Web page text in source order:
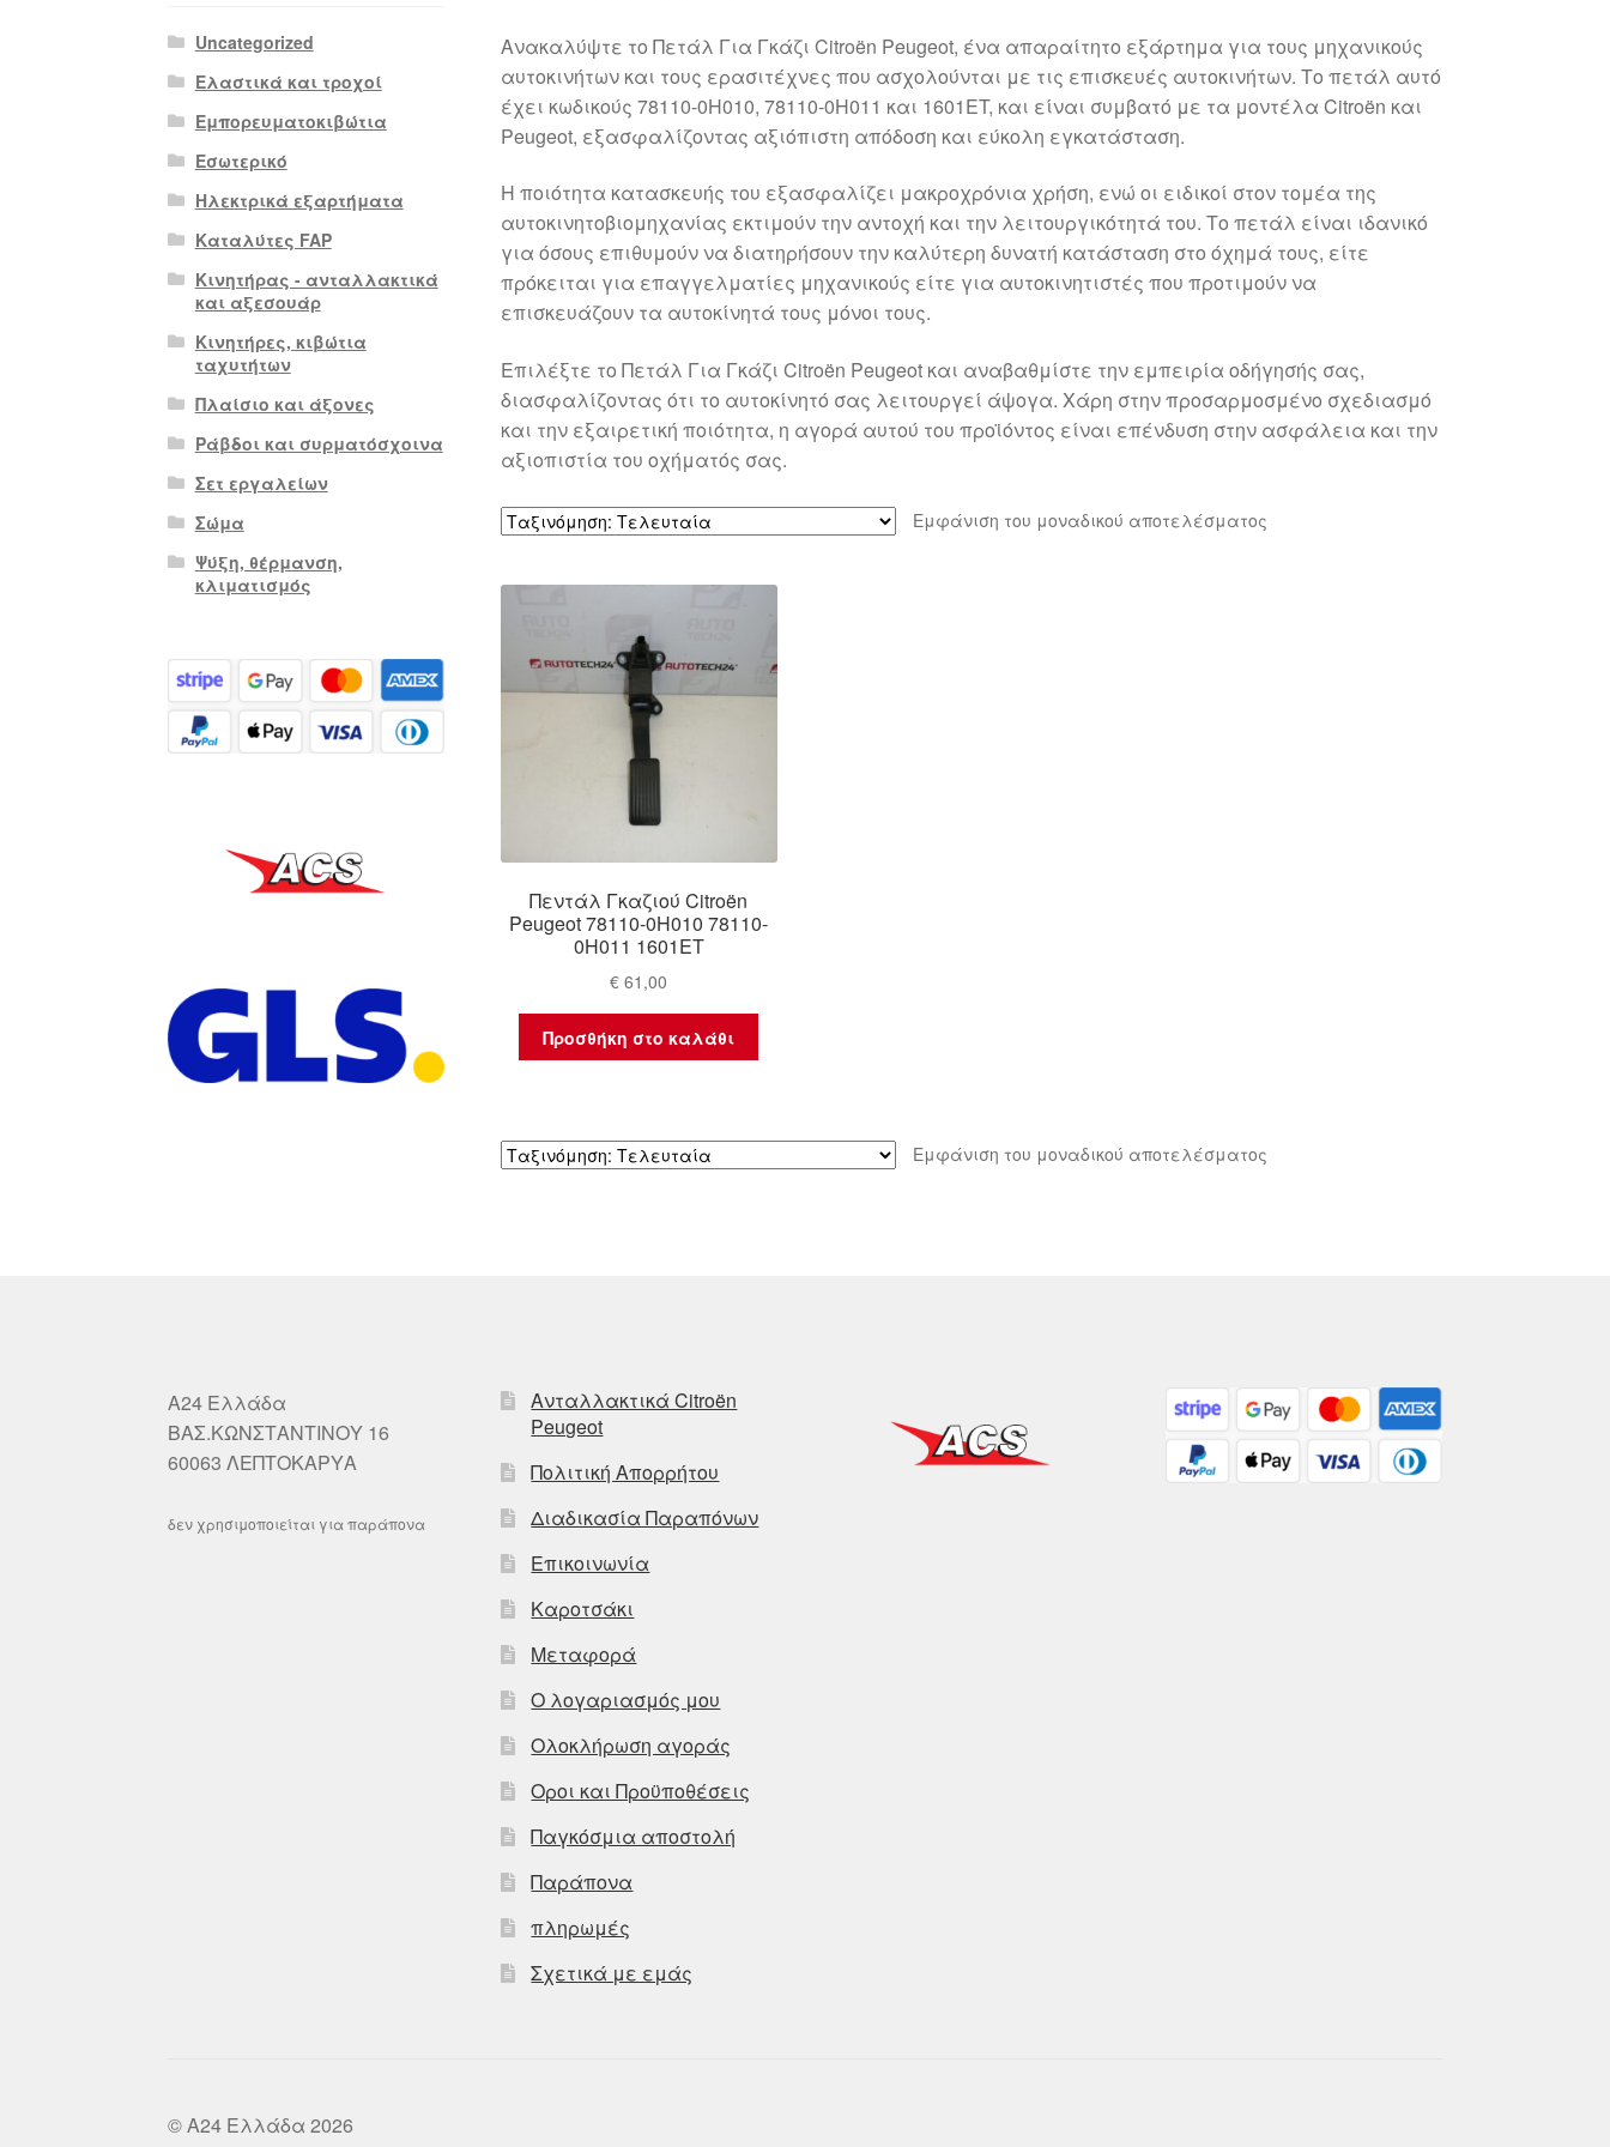
Ανακαλύψτε το Πετάλ Για Γκάζι Citroën Peugeot, ένα απαραίτητο εξάρτημα για τους μηχανικούς
αυτοκινήτων και τους ερασιτέχνες που ασχολούνται με τις επισκευές αυτοκινήτων. Το πετάλ αυτό
έχει κωδικούς 78110-0H010, 78110-0H011 και 1601ET, και είναι συμβατό με τα μοντέλα Citroën και
Peugeot, εξασφαλίζοντας αξιόπιστη απόδοση και εύκολη εγκατάσταση.
Η ποιότητα κατασκευής του εξασφαλίζει μακροχρόνια χρήση, ενώ οι ειδικοί στον τομέα της
αυτοκινητοβιομηχανίας εκτιμούν την αντοχή και την λειτουργικότητά του. Το πετάλ είναι ιδανικό
για όσους επιθυμούν να διατηρήσουν την καλύτερη δυνατή κατάσταση στο όχημά τους, είτε
πρόκειται για επαγγελματίες μηχανικούς είτε για αυτοκινητιστές που προτιμούν να
επισκευάζουν τα αυτοκίνητά τους μόνοι τους.
Επιλέξτε το Πετάλ Για Γκάζι Citroën Peugeot και αναβαθμίστε την εμπειρία οδήγησής σας,
διασφαλίζοντας ότι το αυτοκίνητό σας λειτουργεί άψογα. Χάρη στην προσαρμοσμένο σχεδιασμό
και την εξαιρετική ποιότητα, η αγορά αυτού του προϊόντος είναι επένδυση στην ασφάλεια και την
αξιοπιστία του οχήματός σας.
Εμφάνιση του μοναδικού αποτελέσματος
Πεντάλ Γκαζιού Citroën
Peugeot 78110-0H010 78110-
0H011 1601ET
€ 61,00
Προσθήκη στο καλάθι
Εμφάνιση του μοναδικού αποτελέσματος
Uncategorized
Ελαστικά και τροχοί
Εμπορευματοκιβώτια
Εσωτερικό
Ηλεκτρικά εξαρτήματα
Καταλύτες FAP
Κινητήρας - ανταλλακτικά
και αξεσουάρ
Κινητήρες, κιβώτια
ταχυτήτων
Πλαίσιο και άξονες
Ράβδοι και συρματόσχοινα
Σετ εργαλείων
Σώμα
Ψύξη, θέρμανση,
κλιματισμός
A24 Ελλάδα
ΒΑΣ.ΚΩΝΣΤΑΝΤΙΝΟΥ 16
60063 ΛΕΠΤΟΚΑΡΥΑ
δεν χρησιμοποιείται για παράπονα
Ανταλλακτικά Citroën
Peugeot
Πολιτική Απορρήτου
Διαδικασία Παραπόνων
Επικοινωνία
Καροτσάκι
Μεταφορά
Ο λογαριασμός μου
Ολοκλήρωση αγοράς
Οροι και Προϋποθέσεις
Παγκόσμια αποστολή
Παράπονα
πληρωμές
Σχετικά με εμάς
© A24 Ελλάδα 2026